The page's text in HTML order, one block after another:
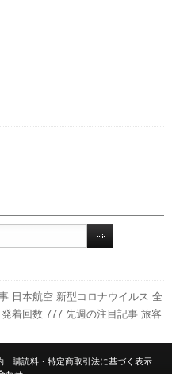
日本航空 新型コロナウイルス 全
発着回数 777 先週の注目記事 旅客
新路線 スカイマーク 福岡空港
購読料・特定商取引法に基づく表示